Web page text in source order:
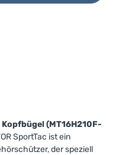
(MT16H210F-
SportTac ist ein
der speziell